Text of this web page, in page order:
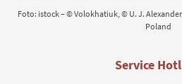
Foto: istock – © Volokhatiuk, © U. J.
Poland
Service